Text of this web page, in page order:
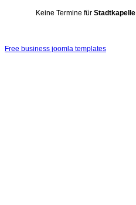
Keine Termine für Stadtkapelle
Free business joomla templates